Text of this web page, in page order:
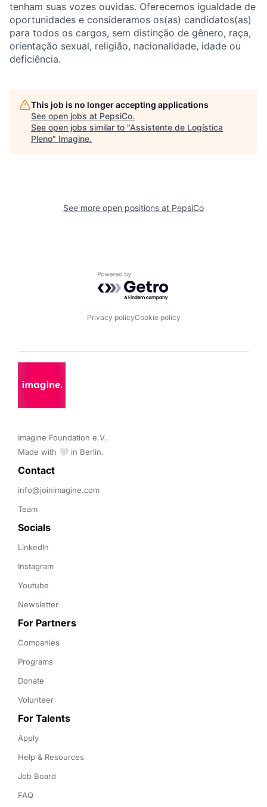
tenham suas vozes ouvidas. Oferecemos igualdade de
oportunidades e consideramos os(as) candidatos(as)
para todos os cargos, sem distinção de gênero, raça,
orientação sexual, religião, nacionalidade, idade ou
deficiência.
This job is no longer accepting applications
See open jobs at PepsiCo.
See open jobs similar to "Assistente de Logística
Pleno" Imagine.
See more open positions at PepsiCo
Powered by Getro.com
Privacy policyCookie policy
Imagine Foundation e.V.
Made with 🤍 in Berlin.
Contact
info@joinimagine.com
Team
Socials
LinkedIn
Instagram
Youtube
Newsletter
For Partners
Companies
Programs
Donate
Volunteer
For Talents
Apply
Help & Resources
Job Board
FAQ